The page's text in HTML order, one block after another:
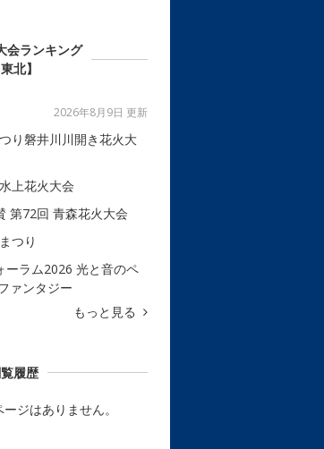
会ランキング
東北】
2026年8月9日 更新
り磐井川川開き花火大
上花火大会
第72回 青森花火大会
つり
ーラム2026 光と音のペ
ァンタジー
もっと見る
履歴
ジはありません。